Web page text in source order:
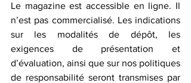
Le magazine est accessible en ligne. Il
n’est pas commercialisé. Les indications
sur les modalités de dépôt, les
exigences de présentation et
d’évaluation, ainsi que sur nos politiques
de responsabilité seront transmises par